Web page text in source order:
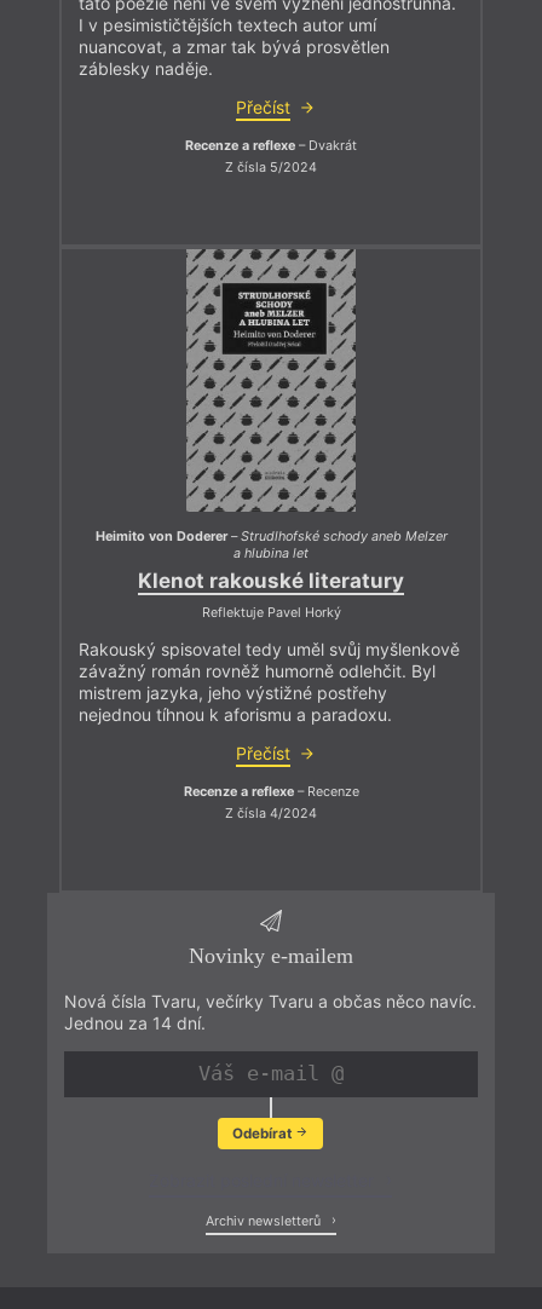
I v pesimističtějších textech autor umí
nuancovat, a zmar tak bývá prosvětlen
záblesky naděje.
Přečíst
Recenze a reflexe – Dvakrát
Z čísla 5/2024
Heimito von Doderer–Strudlhofské schody aneb Melzer
a hlubina let
Klenot rakouské literatury
Reflektuje Pavel Horký
Rakouský spisovatel tedy uměl svůj myšlenkově
závažný román rovněž humorně odlehčit. Byl
mistrem jazyka, jeho výstižné postřehy
nejednou tíhnou k aforismu a paradoxu.
Přečíst
Recenze a reflexe– Recenze
Z čísla 4/2024
Novinky e-mailem
Nová čísla Tvaru, večírky Tvaru a občas něco navíc.
Jednou za 14 dní.
Odebírat
Archiv newsletterů